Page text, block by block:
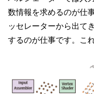
数情報を求めるのが仕
ッセレーターから出て
するのが仕事です。こ